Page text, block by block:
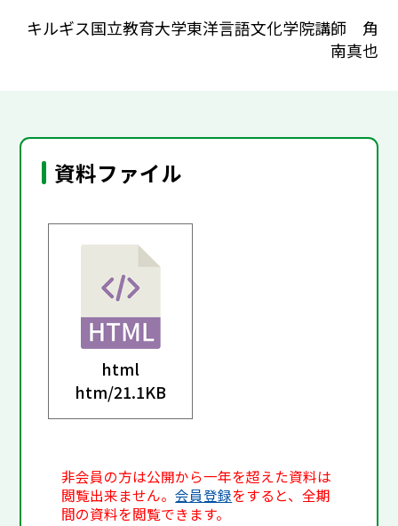
キルギス国立教育大学東洋言語文化学院講師 角
南真也
資料ファイル
html
htm/21.1KB
非会員の方は公開から一年を超えた資料は
閲覧出来ません。会員登録をすると、全期
間の資料を閲覧できます。